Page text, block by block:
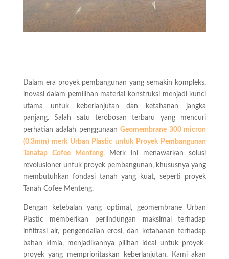
Dalam era proyek pembangunan yang semakin kompleks,
inovasi dalam pemilihan material konstruksi menjadi kunci
utama untuk keberlanjutan dan ketahanan jangka
panjang. Salah satu terobosan terbaru yang mencuri
perhatian adalah penggunaanGeomembrane 300 micron
(0.3mm) merk Urban Plastic untuk Proyek Pembangunan
Tanatap Cofee Menteng.Merk ini menawarkan solusi
revolusioner untuk proyek pembangunan, khususnya yang
membutuhkan fondasi tanah yang kuat, seperti proyek
Tanah Cofee Menteng.
Dengan ketebalan yang optimal, geomembrane Urban
Plastic memberikan perlindungan maksimal terhadap
infiltrasi air, pengendalian erosi, dan ketahanan terhadap
bahan kimia, menjadikannya pilihan ideal untuk proyek-
proyek yang memprioritaskan keberlanjutan. Kami akan